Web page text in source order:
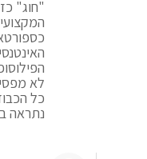
"חוג"
לא
כל
נתראה